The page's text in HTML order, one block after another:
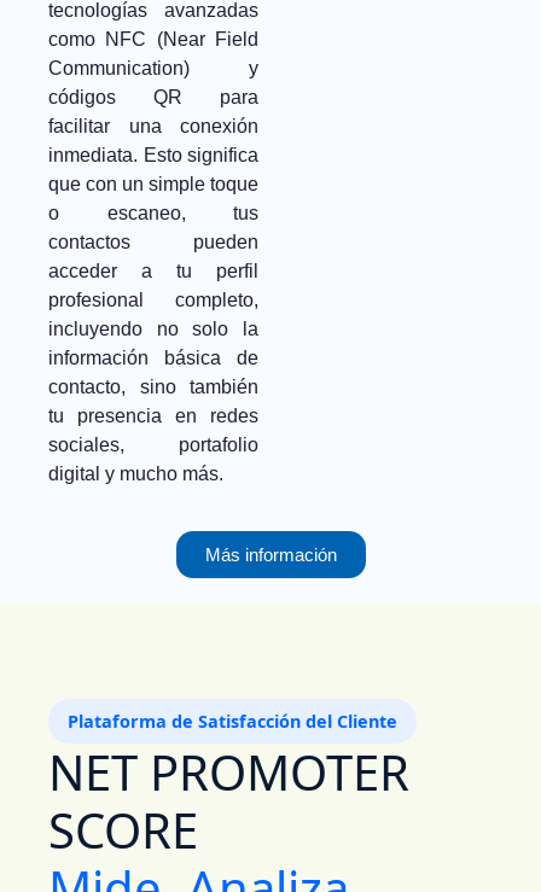
tecnologías avanzadas
como NFC (Near Field
Communication) y
códigos QR para
facilitar una conexión
inmediata. Esto significa
que con un simple toque
o escaneo, tus
contactos pueden
acceder a tu perfil
profesional completo,
incluyendo no solo la
información básica de
contacto, sino también
tu presencia en redes
sociales, portafolio
digital y mucho más.
Más información
Plataforma de Satisfacción del Cliente
NET PROMOTER
SCORE